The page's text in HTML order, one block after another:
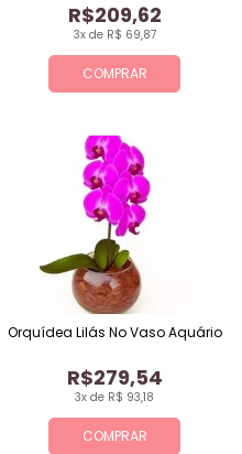
COMPRAR
3x de R$ 69,87
R$209,62
COMPRAR
3x de R$ 93,18
R$279,54
Orquídea Lilás No Vaso Aquário